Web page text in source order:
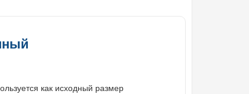
как исходный размер